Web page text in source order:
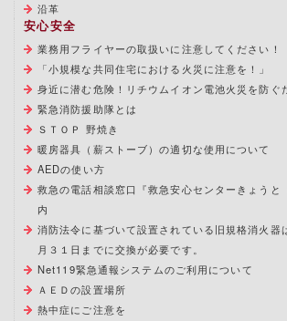
沿革
安心安全
業務用フライヤーの取扱いに注意してください！
「小規模な共同住宅における火災に注意を！」
身近に潜む危険！リチウムイオン電池火災を防ぐ
緊急消防援助隊とは
ＳＴＯＰ 野焼き
暖房器具（薪ストーブ）の適切な使用について
AEDの使い方
救急の電話相談窓口『救急安心センターきょうと
内
消防法令に基づいて設置されている旧規格消火器
月３１日までに交換が必要です。
Net119緊急通報システムのご利用について
ＡＥＤの設置場所
熱中症にご注意を